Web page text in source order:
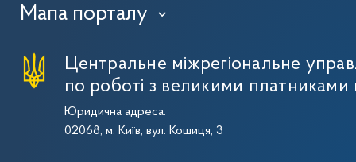
Мапа порталу ›
Центральне міжрегіональне
по роботі з великими платниками
Юридична адреса:
02068, м. Київ, вул. Кошиця, 3